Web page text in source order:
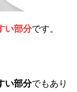
い部分です。
い部分でもあり